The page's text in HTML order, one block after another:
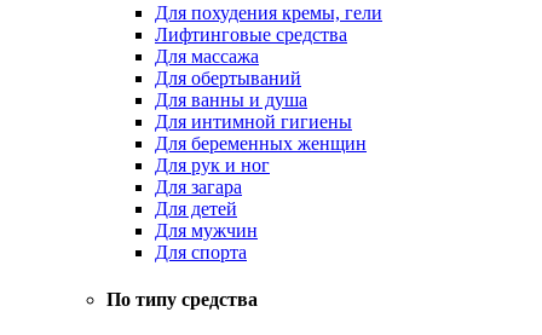
Для похудения кремы, гели
Лифтинговые средства
Для массажа
Для обертываний
Для ванны и душа
Для интимной гигиены
Для беременных женщин
Для рук и ног
Для загара
Для детей
Для мужчин
Для спорта
По типу средства